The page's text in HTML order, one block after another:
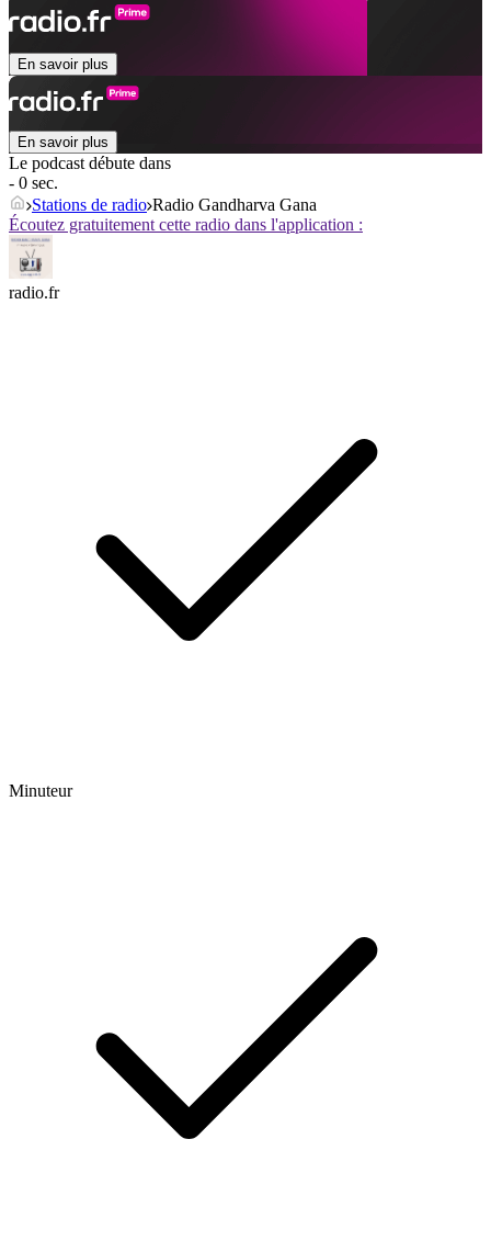
En savoir plus
En savoir plus
Le podcast débute dans
- 0 sec.
Stations de radio Radio Gandharva Gana
Écoutez gratuitement cette radio dans l'application :
radio.fr
Minuteur